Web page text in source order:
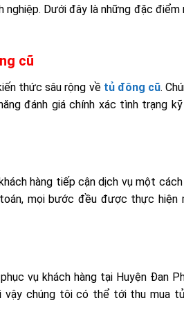
Dưới đây là những đặc
cũ
thức sâu rộng về tủ đông cũ.
đánh giá chính xác tình trạng
hàng tiếp cận dịch vụ một
mọi bước đều được thực hiện
vụ khách hàng tại Huyện Đan
vậy chúng tôi có thể tới thu mua